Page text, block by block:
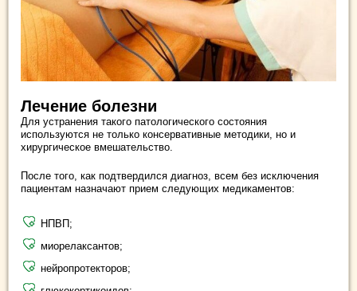
Лечение болезни
Для устранения такого патологического состояния
используются не только консервативные методики, но и
хирургическое вмешательство.
После того, как подтвердился диагноз, всем без исключения
пациентам назначают прием следующих медикаментов:
НПВП;
миорелаксантов;
нейропротекторов;